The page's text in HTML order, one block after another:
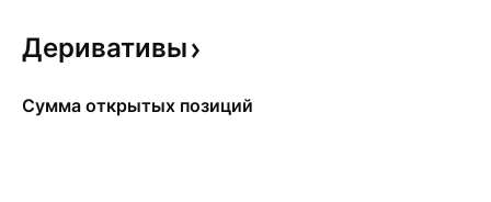
Деривативы
Сумма открытых позиций